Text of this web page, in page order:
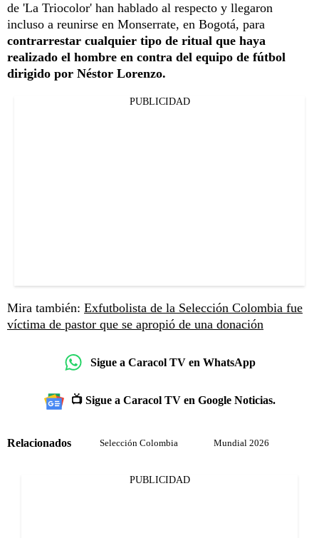
de 'La Triocolor' han hablado al respecto y llegaron
incluso a reunirse en Monserrate, en Bogotá, para
contrarrestar cualquier tipo de ritual que haya
realizado el hombre en contra del equipo de fútbol
dirigido por Néstor Lorenzo.
PUBLICIDAD
Mira también: Exfutbolista de la Selección Colombia fue
víctima de pastor que se apropió de una donación
Sigue a Caracol TV en WhatsApp
📺 Sigue a Caracol TV en Google Noticias.
Relacionados Selección Colombia Mundial 2026
PUBLICIDAD